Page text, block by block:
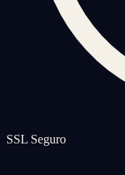
SSL Seguro